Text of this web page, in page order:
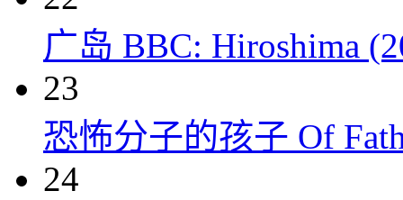
广岛 BBC: Hiroshima
23
恐怖分子的孩子 Of
24